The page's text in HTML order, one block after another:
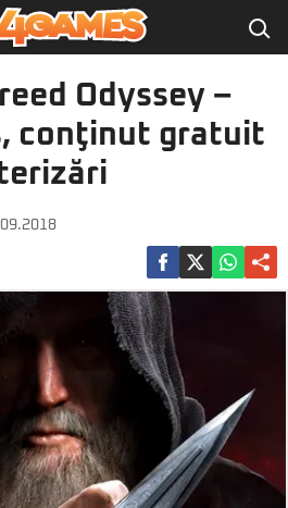
Odyssey –
conţinut gratuit